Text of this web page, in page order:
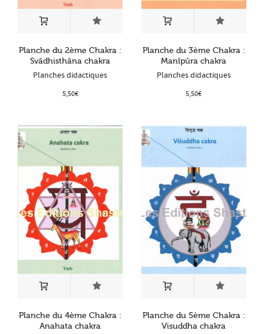
Planche du 2ème Chakra :
Svâdhisthâna chakra
Planches didactiques
5,50€
Planche du 3ème Chakra :
Manîpûra chakra
Planches didactiques
5,50€
Planche du 4ème Chakra :
Anahata chakra
Planche du 5ème Chakra :
Visuddha chakra